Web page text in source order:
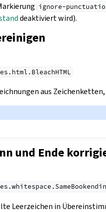
ignore-
deaktiviert wird).
aus Zeichenketten,
und Ende
Leerzeichen in